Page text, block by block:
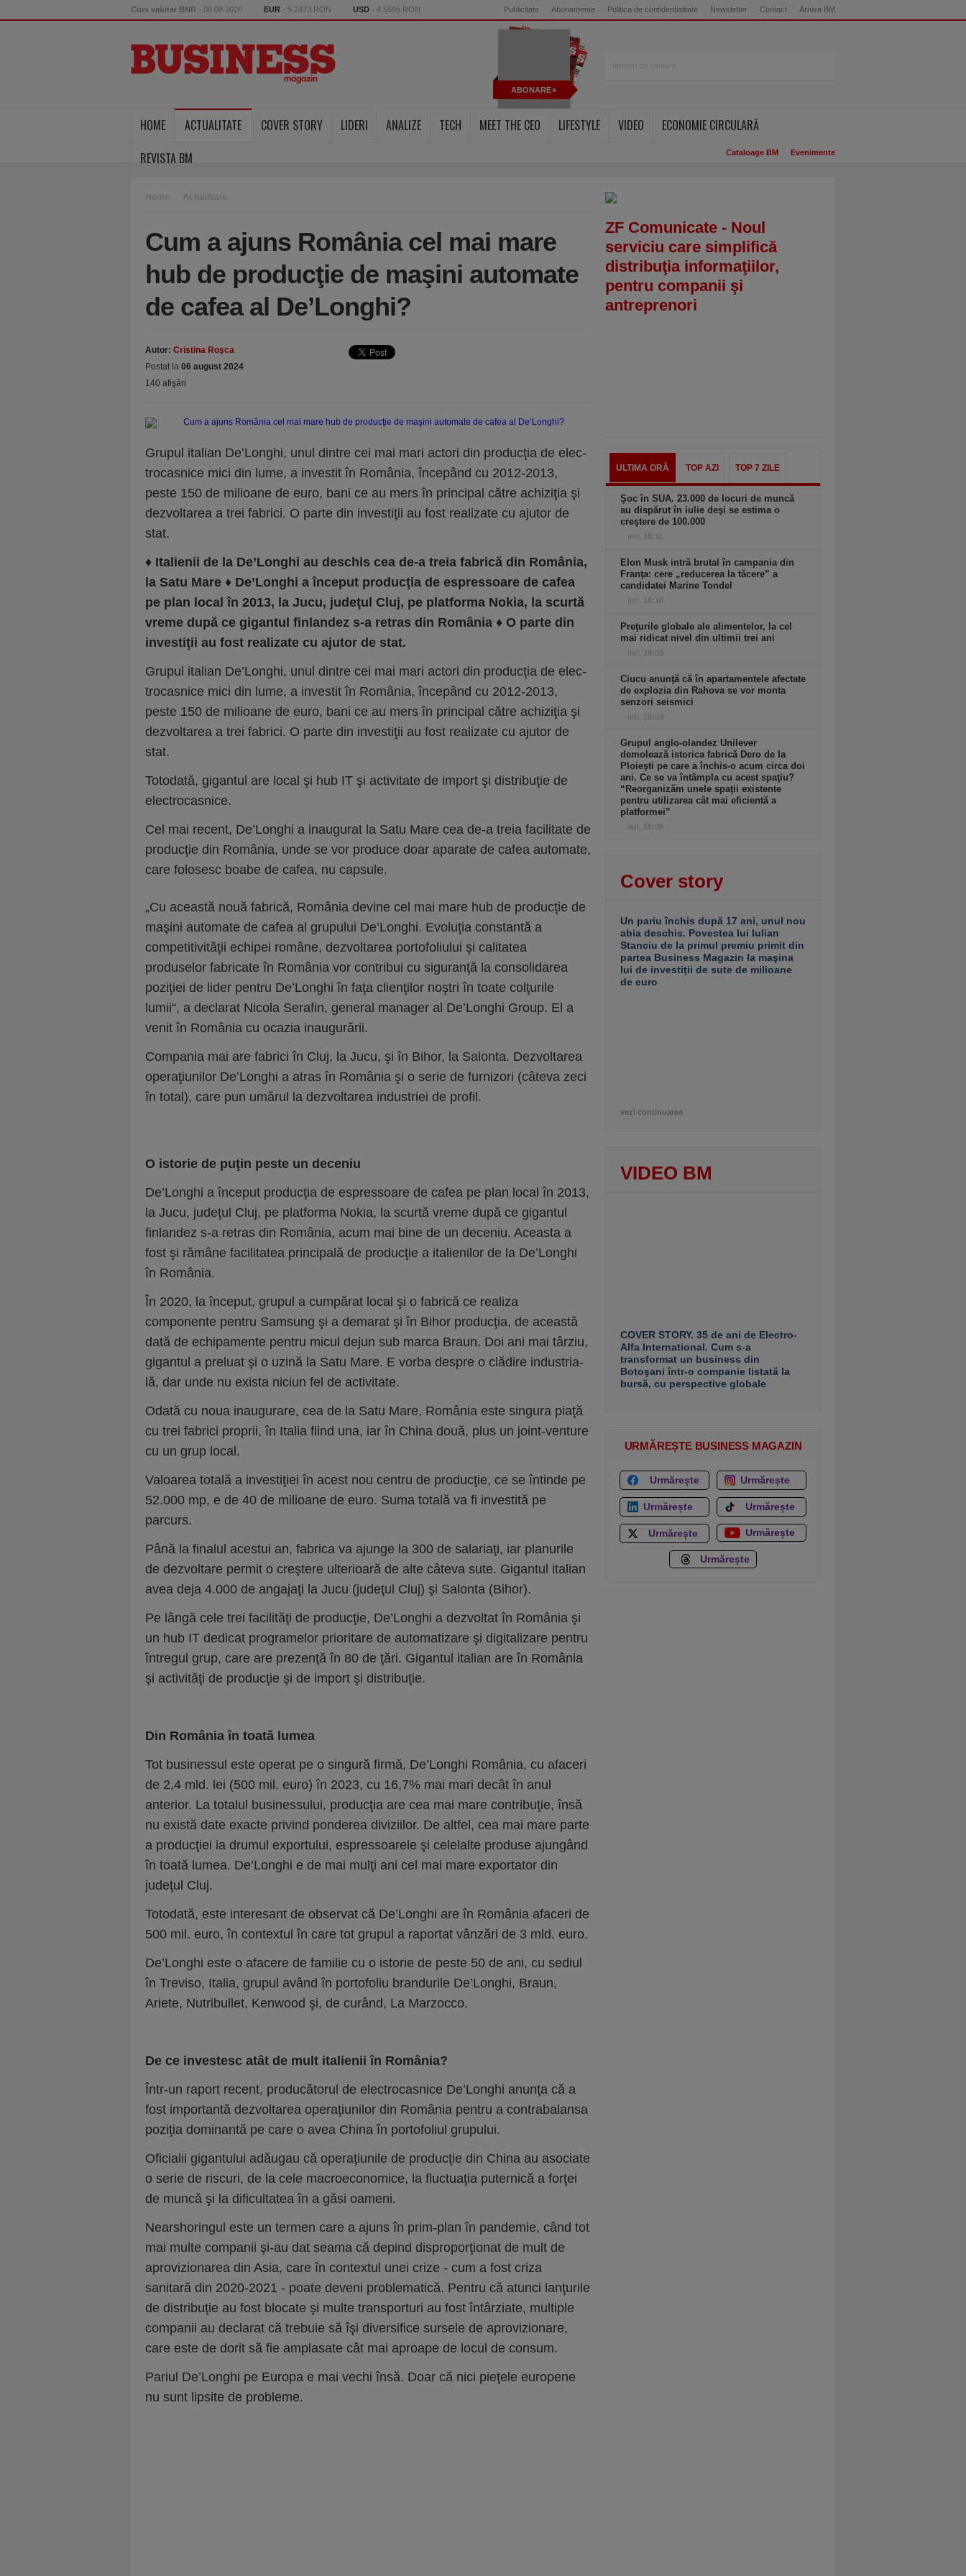
Curs valutar BNR - 08.08.2026 EUR - 5.2473 RON USD - 4.5595 RON Publicitate Abonamente Politica de confidentialitate Newsletter Contact Arhiva BM
ABONARE
HOME ACTUALITATE COVER STORY LIDERI ANALIZE TECH MEET THE CEO LIFESTYLE VIDEO
ECONOMIE CIRCULARĂ
REVISTA BM
Cataloage BM Evenimente
Home Actualitate
Cum a ajuns România cel mai mare
hub de producţie de maşini automate
de cafea al De’Longhi?
Autor: Cristina Roşca
Postat la 06 august 2024
140 afişări
Grupul italian De’Longhi, unul dintre cei mai mari actori din producţia de e­lec­
trocasnice mici din lu­me, a investit în România, începând cu 2012-2013,
peste 150 de mili­oane de euro, bani ce au mers în principal către achiziţia şi
dezvoltarea a trei fabrici. O parte din investiţii au fost realizate cu ajutor de
stat.
♦ Italienii de la De’Longhi au deschis cea de-a treia fabrică din România,
la Satu Mare ♦ De’Longhi a început producţia de espressoare de cafea
pe plan local în 2013, la Jucu, judeţul Cluj, pe platforma Nokia, la scurtă
vreme după ce gigantul finlandez s-a retras din România ♦ O parte din
investiţii au fost realizate cu ajutor de stat.
Grupul italian De’Longhi, unul dintre cei mai mari actori din producţia de e­lec­
trocasnice mici din lu­me, a investit în România, începând cu 2012-2013,
peste 150 de mili­oane de euro, bani ce au mers în principal către achiziţia şi
dezvoltarea a trei fabrici. O parte din investiţii au fost realizate cu ajutor de
stat.
Totodată, gigantul are local şi hub IT şi activitate de import şi distribuţie de
electrocasnice.
Cel mai recent, De’Longhi a inaugurat la Satu Mare cea de-a treia facilitate de
producţie din România, unde se vor pro­duce doar aparate de cafea automate,
care folosesc boabe de cafea, nu capsule.
„Cu această nouă fabrică, România devine cel mai mare hub de producţie de
maşini automate de cafea al grupului De’Longhi. Evoluţia constantă a
competi­ti­vităţii echipei române, dezvoltarea porto­foliului şi calitatea
produselor fabricate în România vor contribui cu siguranţă la consolidarea
poziţiei de lider pentru De’Longhi în faţa clienţilor noştri în toate colţurile
lumii“, a declarat Nicola Serafin, general manager al De’Longhi Group. El a
venit în România cu ocazia inaugurării.
Compania mai are fabrici în Cluj, la Jucu, şi în Bihor, la Salonta. Dezvoltarea
operaţiunilor De’Longhi a atras în Româ­nia şi o serie de furnizori (câteva zeci
în total), care pun umărul la dezvoltarea industriei de profil.
O istorie de puţin peste un deceniu
De’Longhi a început pro­duc­ţia de espressoare de cafea pe plan local în 2013,
la Jucu, judeţul Cluj, pe platforma Nokia, la scurtă vreme după ce gigantul
finlandez s-a retras din România, acum mai bine de un deceniu. Aceasta a
fost şi rămâne faci­litatea principală de producţie a italienilor de la De’Longhi
în România.
În 2020, la început, grupul a cumpărat local şi o fabrică ce realiza
componente pen­­tru Samsung şi a demarat şi în Bihor pro­duc­ţia, de această
dată de echipamente pen­tru micul dejun sub marca Braun. Doi ani mai târziu,
gigantul a preluat şi o uzină la Satu Mare. E vorba despre o clădire indus­tri­a­­
lă, dar unde nu exista niciun fel de activitate.
Odată cu noua inaugurare, cea de la Satu Mare, România este singura piaţă
cu trei fabrici proprii, în Italia fiind una, iar în China două, plus un joint-venture
cu un grup local.
Valoarea totală a investiţiei în acest nou centru de producţie, ce se întinde pe
52.000 mp, e de 40 de milioane de euro. Suma totală va fi investită pe
parcurs.
Până la finalul acestui an, fabrica va ajunge la 300 de salariaţi, iar planurile
de dezvoltare permit o creştere ulterioară de alte câteva sute. Gigantul italian
avea deja 4.000 de angajaţi la Jucu (judeţul Cluj) şi Salonta (Bihor).
Pe lângă cele trei facilităţi de produc­ţie, De’Longhi a dezvoltat în România şi
un hub IT dedicat programelor prioritare de automatizare şi digitalizare pentru
în­tre­gul grup, care are prezenţă în 80 de ţări. Gigantul italian are în România
şi activităţi de producţie şi de import şi distribuţie.
Din România în toată lumea
Tot businessul este operat pe o singură firmă, De’Longhi România, cu afaceri
de 2,4 mld. lei (500 mil. euro) în 2023, cu 16,7% mai mari decât în anul
anterior. La totalul businessului, producţia are cea mai mare contribuţie, însă
nu există date exacte privind ponderea diviziilor. De altfel, cea mai mare parte
a producţiei ia drumul exportului, espressoarele şi celelalte produse ajungând
în toată lumea. De’Longhi e de mai mulţi ani cel mai mare exportator din
judeţul Cluj.
Totodată, este interesant de observat că De’Longhi are în România afaceri de
500 mil. euro, în contextul în care tot grupul a raportat vânzări de 3 mld. euro.
De’Longhi este o afacere de familie cu o istorie de peste 50 de ani, cu sediul
în Treviso, Italia, grupul având în portofoliu brandurile De’Longhi, Braun,
Ariete, Nutribullet, Kenwood şi, de curând, La Marzocco.
De ce investesc atât de mult italienii în România?
Într-un raport recent, producătorul de electrocasnice De’Longhi anunţa că a
fost importantă dezvoltarea operaţiunilor din România pentru a contrabalansa
poziţia dominantă pe care o avea China în porto­foliul grupului.
Oficialii gigantului adăugau că operaţiunile de producţie din China au asociate
o serie de riscuri, de la cele macroeconomice, la fluctuaţia puternică a forţei
de muncă şi la dificultatea în a găsi oameni.
Nearshoringul este un termen care a ajuns în prim-plan în pandemie, când tot
mai multe companii şi-au dat seama că depind disproporţionat de mult de
aprovizionarea din Asia, care în contextul unei crize - cum a fost criza
sanitară din 2020-2021 - poate deveni problematică. Pentru că atunci lanţurile
de distribuţie au fost blocate şi multe transporturi au fost întârziate, multiple
companii au declarat că trebuie să îşi diversifice sursele de aprovizionare,
care este de dorit să fie amplasate cât mai aproape de locul de consum.
Pariul De’Longhi pe Europa e mai vechi însă. Doar că nici pieţele europene
nu sunt lipsite de probleme.
ZF Comunicate - Noul
serviciu care simplifică
distribuţia informaţiilor,
pentru companii şi
antreprenori
ULTIMA ORĂ TOP AZI TOP 7 ZILE
Şoc în SUA. 23.000 de locuri de muncă
au dispărut în iulie deşi se estima o
creştere de 100.000
ieri, 18:11
Elon Musk intră brutal în campania din
Franţa: cere „reducerea la tăcere” a
candidatei Marine Tondel
ieri, 18:10
Preţurile globale ale alimentelor, la cel
mai ridicat nivel din ultimii trei ani
ieri, 18:09
Ciucu anunţă că în apartamentele afectate
de explozia din Rahova se vor monta
senzori seismici
ieri, 18:09
Grupul anglo-olandez Unilever
demolează istorica fabrică Dero de la
Ploieşti pe care a închis-o acum circa doi
ani. Ce se va întâmpla cu acest spaţiu?
“Reorganizăm unele spaţii existente
pentru utilizarea cât mai eficientă a
platformei”
ieri, 18:08
Cover story
Un pariu închis după 17 ani, unul nou
abia deschis. Povestea lui Iulian
Stanciu de la primul premiu primit din
partea Business Magazin la maşina
lui de investiţii de sute de milioane
de euro
vezi continuarea
VIDEO BM
COVER STORY. 35 de ani de Electro-
Alfa International. Cum s-a
transformat un business din
Botoşani într-o companie listată la
bursă, cu perspective globale
URMĂREȘTE BUSINESS MAGAZIN
Urmărește Urmărește
Urmărește Urmărește
Urmărește Urmărește
Urmărește